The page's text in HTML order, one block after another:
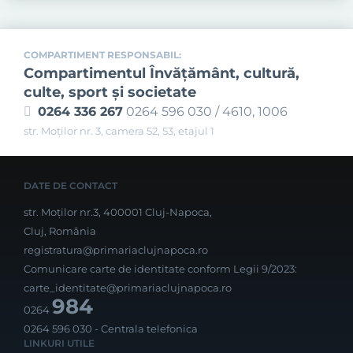
COMPARTIMENT RESPONSABIL:
Compartimentul Învăţământ, cultură,
culte, sport şi societate
0264 336 267 0264 596 030 / 4610, 1006
str. Moților nr. 3, camera 52, 53, etajul 1
DATE DE CONTACT
str. Moților nr.3, 400001 Cluj-Napoca,
Cluj, România
registratura@primariaclujnapoca.ro
Comunicare carte de identitate conform Legii 9/2023:
carte_identitate@primariaclujnapoca.ro
0264984
0264 596 030 - Centrala telefonica
LINKURI UTILE